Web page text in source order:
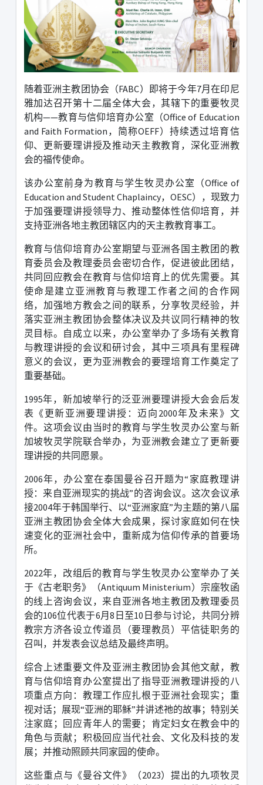
随着亚洲主教团协会（FABC）即将于今年7月在印尼
雅加达召开第十二届全体大会，其辖下的重要牧灵
机构——教育与信仰培育办公室（Office of Education
and Faith Formation ，简称OEFF）持续透过培育信
仰、更新要理讲授及推动天主教教育，深化亚洲教
会的福传使命。
该办公室前身为教育与学生牧灵办公室（Office of
Education and Student Chaplaincy，OESC），现致力
于加强要理讲授领导力、推动整体性信仰培育，并
支持亚洲各地主教团辖区内的天主教教育事工。
教育与信仰培育办公室期望与亚洲各国主教团的教
育委员会及教理委员会密切合作，促进彼此团结，
共同回应教会在教育与信仰培育上的优先需要。其
使命是建立亚洲教育与教理工作者之间的合作网
络，加强地方教会之间的联系，分享牧灵经验，并
落实亚洲主教团协会整体决议及共议同行精神的牧
灵目标。自成立以来，办公室举办了多场有关教育
与教理讲授的会议和研讨会，其中三项具有里程碑
意义的会议，更为亚洲教会的要理培育工作奠定了
重要基础。
1995年，新加坡举行的泛亚洲要理讲授大会会后发
表《更新亚洲要理讲授：迈向 2000年及未来》文
件。这项会议由当时的教育与学生牧灵办公室与新
加坡牧灵学院联合举办，为亚洲教会建立了更新要
理讲授的共同愿景。
2006年，办公室在泰国曼谷召开题为“家庭教理讲
授：来自亚洲现实的挑战”的咨询会议。这次会议承
接2004年于韩国举行、以“亚洲家庭”为主题的第八届
亚洲主教团协会全体大会成果，探讨家庭如何在快
速变化的亚洲社会中，重新成为信仰传承的首要场
所。
2022年，改组后的教育与学生牧灵办公室举办了关
于《古老职务》（Antiquum Ministerium）宗座牧函
的线上咨询会议，来自亚洲各地主教团及教理委员
会的106位代表于6月8 日至10 日参与讨论，共同分辨
教宗方济各设立传道员（要理教员）平信徒职务的
召叫，并发表会议总结及最终声明。
综合上述重要文件及亚洲主教团协会其他文献，教
育与信仰培育办公室提出了指导亚洲教理讲授的八
项重点方向：教理工作应扎根于亚洲社会现实；重
视对话；展现“亚洲的耶稣”并讲述祂的故事；特别关
注家庭；回应青年人的需要；肯定妇女在教会中的
角色与贡献；积极回应当代社会、文化及科技的发
展；并推动照顾共同家园的使命。
这些重点与《曼谷文件》（2023）提出的九项牧灵